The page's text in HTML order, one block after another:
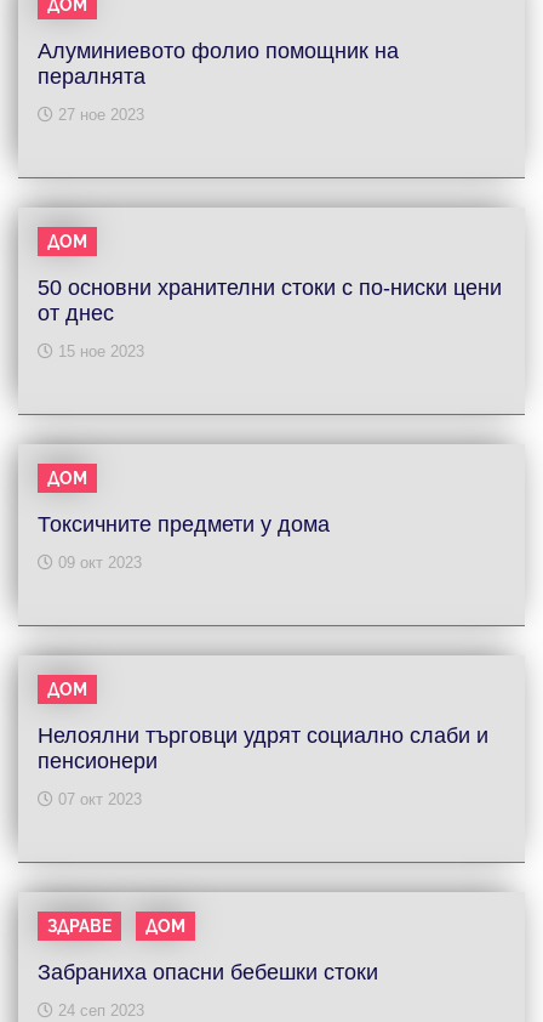
ДОМ
Алуминиевото фолио помощник на
пералнята
27 ное 2023
ДОМ
50 основни хранителни стоки с по-ниски цени
от днес
15 ное 2023
ДОМ
Токсичните предмети у дома
09 окт 2023
ДОМ
Нелоялни търговци удрят социално слаби и
пенсионери
07 окт 2023
ЗДРАВЕ ДОМ
Забраниха опасни бебешки стоки
24 сеп 2023